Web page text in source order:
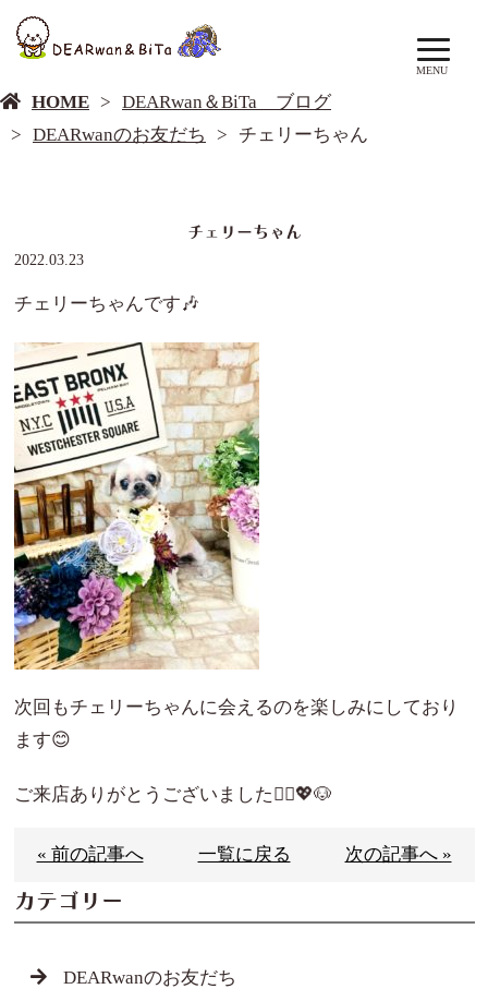
MENU
HOME
DEARwan＆BiTa ブログ
DEARwanのお友だち
チェリーちゃん
チェリーちゃん
2022.03.23
チェリーちゃんです🎶
次回もチェリーちゃんに会えるのを楽しみにしており
ます😊
ご来店ありがとうございました🙇‍♀️💖🐶
« 前の記事へ 一覧に戻る 次の記事へ »
カテゴリー
DEARwanのお友だち